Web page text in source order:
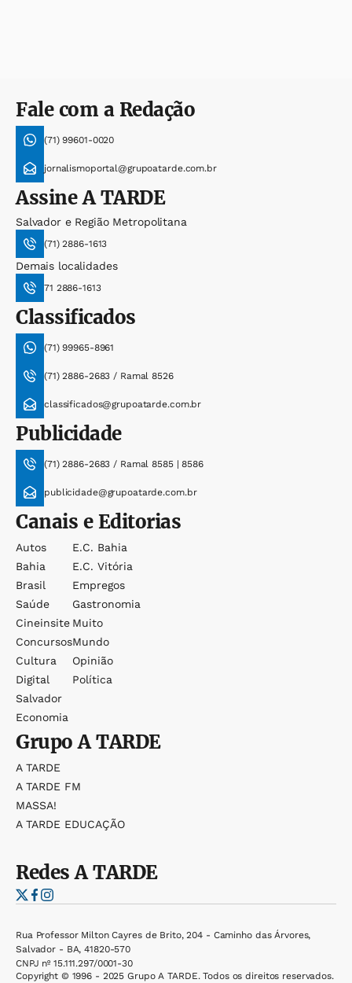
Fale com a Redação
(71) 99601-0020
jornalismoportal@grupoatarde.com.br
AssineA TARDE
Salvador e Região Metropolitana
(71) 2886-1613
Demais localidades
71 2886-1613
Classificados
(71) 99965-8961
(71) 2886-2683 / Ramal 8526
classificados@grupoatarde.com.br
Publicidade
(71) 2886-2683 / Ramal 8585 | 8586
publicidade@grupoatarde.com.br
Canais e Editorias
Autos
Bahia
Brasil
Saúde
Cineinsite
Concursos
Cultura
Digital
Salvador
Economia
E.c. Bahia
E.c. Vitória
Empregos
Gastronomia
Muito
Mundo
Opinião
Política
GrupoA TARDE
A TARDE
A TARDE FM
MASSA!
A TARDE EDUCAÇÃO
RedesA TARDE
Rua Professor Milton Cayres de Brito, 204 - Caminho das Árvores,
Salvador - BA, 41820-570
CNPJ nº 15.111.297/0001-30
Copyright © 1996 - 2025 Grupo A TARDE. Todos os direitos reservados.